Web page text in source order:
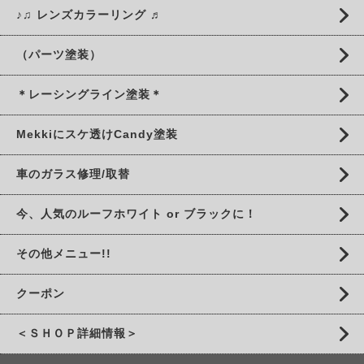
♪♫ レンズカラーリング ♬
（パーツ塗装）
＊レーシングライン塗装＊
Mekkiにスケ透けCandy塗装
車のガラス修理/取替
今、人気のルーフホワイト or ブラックに！
その他メニュー!!
クーポン
＜ＳＨＯＰ詳細情報＞